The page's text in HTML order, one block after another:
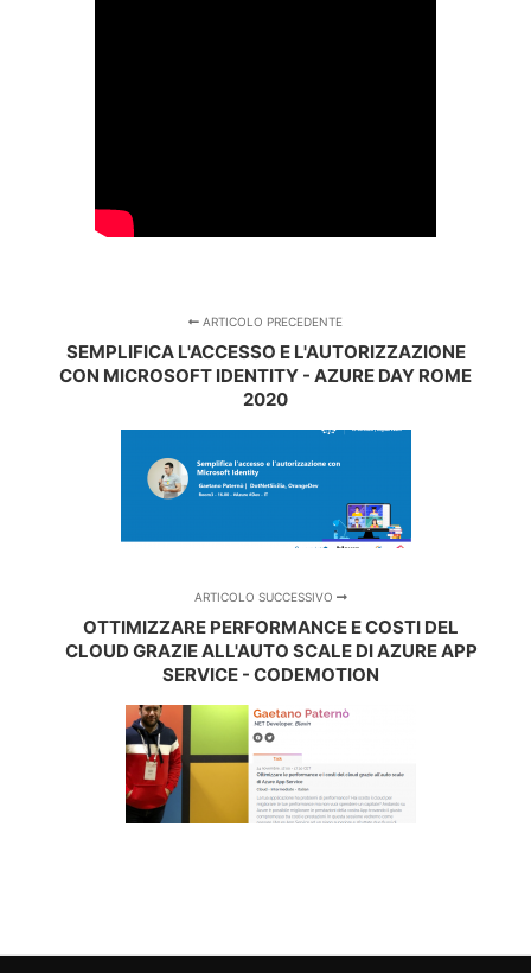
ARTICOLO PRECEDENTE
SEMPLIFICA L'ACCESSO E L'AUTORIZZAZIONE
CON MICROSOFT IDENTITY - AZURE DAY ROME
2020
ARTICOLO SUCCESSIVO
OTTIMIZZARE PERFORMANCE E COSTI DEL
CLOUD GRAZIE ALL'AUTO SCALE DI AZURE APP
SERVICE - CODEMOTION